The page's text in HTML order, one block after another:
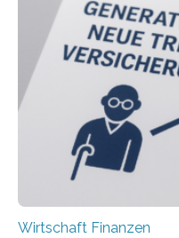
Wirtschaft Finanzen